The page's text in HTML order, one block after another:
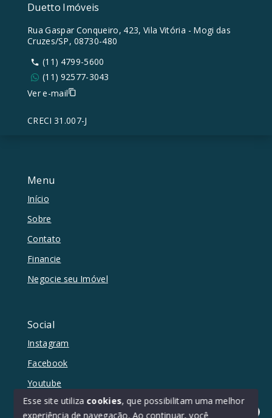
Menu
Início
Sobre
Contato
Financie
Negocie seu Imóvel
Social
Instagram
Facebook
Youtube
Duetto Imóveis
Rua Gaspar Conqueiro, 423, Vila Vitória - Mogi das
Cruzes/SP, 08730-480
(11) 4799-5600
(11) 92577-3043
Ver e-mail
CRECI 31.007-J
Esse site utiliza cookies, que possibilitam uma melhor
experiência de navegação. Ao continuar, você